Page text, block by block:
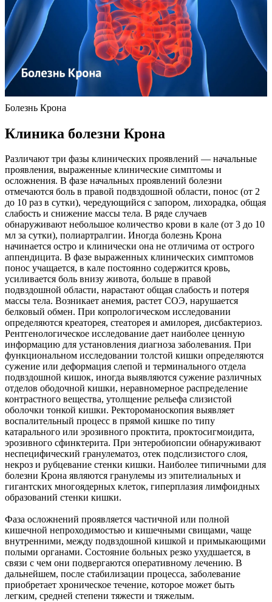
Болезнь Крона
Клиника болезни Крона
Различают три фазы клинических проявлений — начальные
проявления, выраженные клинические симптомы и
осложнения. В фазе начальных проявлений болезни
отмечаются боль в правой подвздошной области, понос (от 2
до 10 раз в сутки), чередующийся с запором, лихорадка, общая
слабость и снижение массы тела. В ряде случаев
обнаруживают небольшое количество крови в кале (от 3 до 10
мл за сутки), полиартралгии. Иногда болезнь Крона
начинается остро и клинически она не отличима от острого
аппендицита. В фазе выраженных клинических симптомов
понос учащается, в кале постоянно содержится кровь,
усиливается боль внизу живота, больше в правой
подвздошной области, нарастают общая слабость и потеря
массы тела. Возникает анемия, растет СОЭ, нарушается
белковый обмен. При копрологическом исследовании
определяются креаторея, стеаторея и амилорея, дисбактериоз.
Рентгенологическое исследование дает наиболее ценную
информацию для установления диагноза заболевания. При
функциональном исследовании толстой кишки определяются
сужение или деформация слепой и терминального отдела
подвздошной кишок, иногда выявляются сужение различных
отделов ободочной кишки, неравномерное распределение
контрастного вещества, утолщение рельефа слизистой
оболочки тонкой кишки. Ректороманоскопия выявляет
воспалительный процесс в прямой кишке по типу
катарального или эрозивного проктита, проктосигмоидита,
эрозивного сфинктерита. При энтеробиопсии обнаруживают
неспецифический гранулематоз, отек подслизистого слоя,
некроз и рубцевание стенки кишки. Наиболее типичными для
болезни Крона являются гранулемы из эпителиальных и
гигантских многоядерных клеток, гиперплазия лимфоидных
образований стенки кишки.
Фаза осложнений проявляется частичной или полной
кишечной непроходимостью и кишечными свищами, чаще
внутренними, между подвздошной кишкой и примыкающими
полыми органами. Состояние больных резко ухудшается, в
связи с чем они подвергаются оперативному лечению. В
дальнейшем, после стабилизации процесса, заболевание
приобретает хроническое течение, которое может быть
легким, средней степени тяжести и тяжелым.